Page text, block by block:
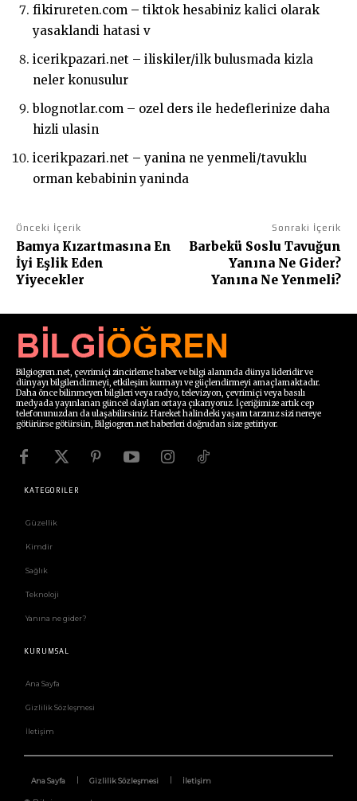
fikirureten.com – tiktok hesabiniz kalici olarak
yasaklandi hatasi v
icerikpazari.net – iliskiler/ilk bulusmada kizla
neler konusulur
blognotlar.com – ozel ders ile hedeflerinize daha
hizli ulasin
icerikpazari.net – yanina ne yenmeli/tavuklu
orman kebabinin yaninda
Önceki İçerik
Bamya Kızartmasına En
İyi Eşlik Eden
Yiyecekler
Sonraki İçerik
Barbekü Soslu Tavuğun
Yanına Ne Gider?
Yanına Ne Yenmeli?
Bilgiogren.net, çevrimiçi zincirleme haber ve bilgi alanında dünya lideridir ve
dünyayı bilgilendirmeyi, etkileşim kurmayı ve güçlendirmeyi amaçlamaktadır.
Daha önce bilinmeyen bilgileri veya radyo, televizyon, çevrimiçi veya basılı
medyada yayınlanan güncel olayları ortaya çıkarıyoruz. İçeriğimize artık cep
telefonunuzdan da ulaşabilirsiniz. Hareket halindeki yaşam tarzınız sizi nereye
götürürse götürsün, Bilgiogren.net haberleri doğrudan size getiriyor.
KATEGORİLER
Güzellik
Kimdir
Sağlık
Teknoloji
Yanına ne gider?
KURUMSAL
Ana Sayfa
Gizlilik Sözleşmesi
İletişim
Ana Sayfa Gizlilik Sözleşmesi İletişim